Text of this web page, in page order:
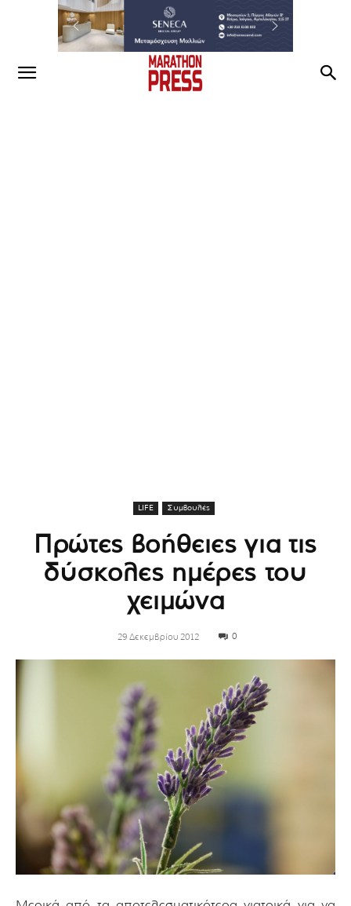
LIFE Συμβουλές
Πρώτες βοήθειες για τις
δύσκολες ημέρες του
χειμώνα
29 Δεκεμβρίου 2012 0